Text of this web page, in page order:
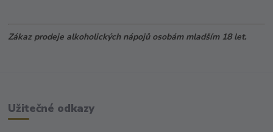
Zákaz prodeje alkoholických nápojů osobám mladším 18 let.
Užitečné odkazy